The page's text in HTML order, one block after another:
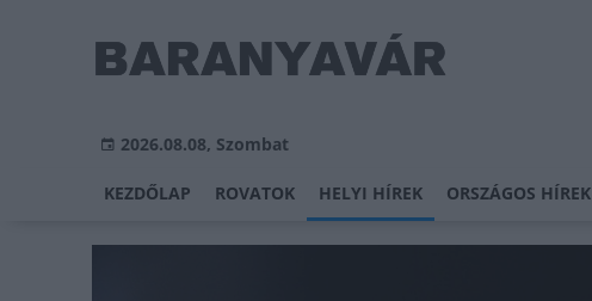
2026.08.08, Szombat
KEZDŐLAP ROVATOK HELYI HÍREK ORSZÁGOS HÍREK